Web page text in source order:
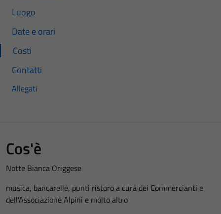
Luogo
Date e orari
Costi
Contatti
Allegati
Cos'è
Notte Bianca Origgese
musica, bancarelle, punti ristoro a cura dei Commercianti e
dell'Associazione Alpini e molto altro